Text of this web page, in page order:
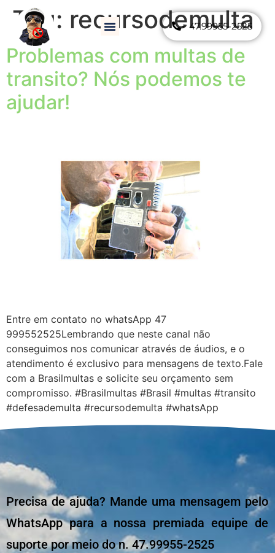
+ 47.99955-2525
Tag: recursodemulta
Problemas com multas de
transito? Nós podemos te
ajudar!
Entre em contato no whatsApp 47
999552525Lembrando que neste canal não
conseguimos nos comunicar através de áudios, e o
atendimento é exclusivo para mensagens de texto.Fale
com a Brasilmultas e solicite seu orçamento sem
compromisso. #Brasilmultas #Brasil #multas #transito
#defesademulta #recursodemulta #whatsApp
Precisa de ajuda? Mande uma mensagem pelo
WhatsApp para a nossa premiada equipe de
suporte por meio do n. 47.99955-2525